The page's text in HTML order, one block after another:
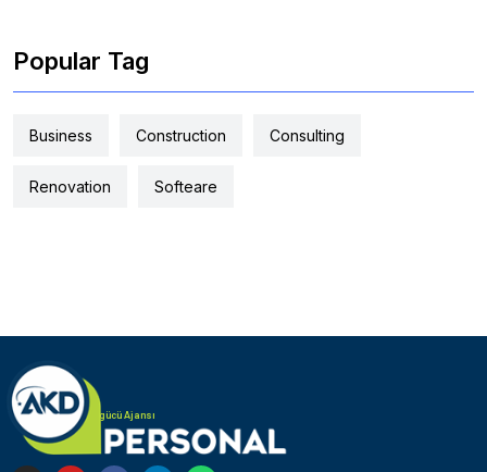
Popular Tag
Business Construction Consulting
Renovation Softeare
Türk Alman iş gücü Ajansı